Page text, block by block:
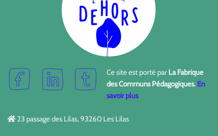
Ce site est porté par La Fabrique
des Communs Pédagogiques. En
savoir plus
23 passage des Lilas, 93260 Les Lilas